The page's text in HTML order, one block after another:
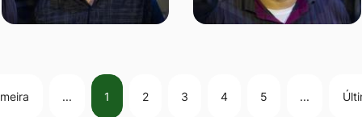
... 1 2 3 4 5 ...